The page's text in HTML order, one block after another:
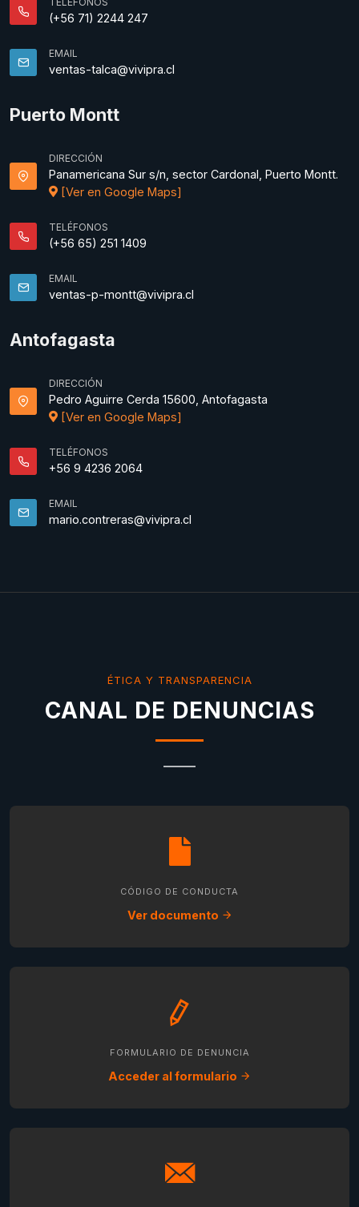
(+56 71) 2244 247
EMAIL
ventas-talca@vivipra.cl
Puerto Montt
DIRECCIÓN
Panamericana Sur s/n, sector Cardonal, Puerto Montt.
[Ver en Google Maps]
TELÉFONOS
(+56 65) 251 1409
EMAIL
ventas-p-montt@vivipra.cl
Antofagasta
DIRECCIÓN
Pedro Aguirre Cerda 15600, Antofagasta
[Ver en Google Maps]
TELÉFONOS
+56 9 4236 2064
EMAIL
mario.contreras@vivipra.cl
ÉTICA Y TRANSPARENCIA
CANAL DE DENUNCIAS
CÓDIGO DE CONDUCTA
Ver documento
FORMULARIO DE DENUNCIA
Acceder al formulario